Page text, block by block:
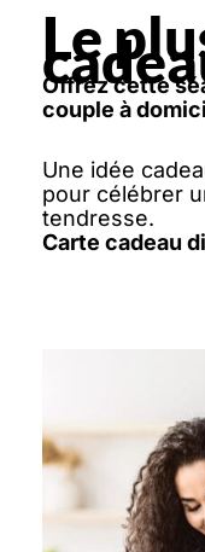
Le
Offrez cette
couple à
Une idée
pour célébrer
tendresse.
Carte cadeau